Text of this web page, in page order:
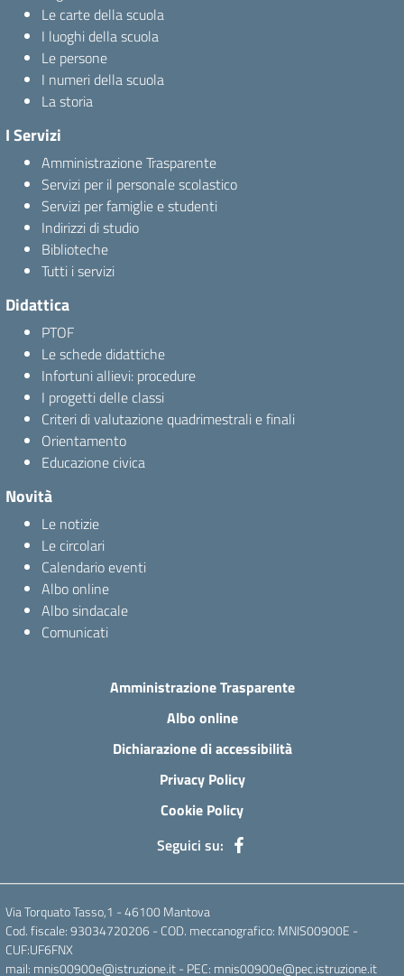
Le carte della scuola
I luoghi della scuola
Le persone
I numeri della scuola
La storia
I Servizi
Amministrazione Trasparente
Servizi per il personale scolastico
Servizi per famiglie e studenti
Indirizzi di studio
Biblioteche
Tutti i servizi
Didattica
PTOF
Le schede didattiche
Infortuni allievi: procedure
I progetti delle classi
Criteri di valutazione quadrimestrali e finali
Orientamento
Educazione civica
Novità
Le notizie
Le circolari
Calendario eventi
Albo online
Albo sindacale
Comunicati
Amministrazione Trasparente
Albo online
Dichiarazione di accessibilità
Privacy Policy
Cookie Policy
Seguici su:
Via Torquato Tasso,1 - 46100 Mantova
Cod. fiscale: 93034720206 - COD. meccanografico: MNIS00900E -
CUF:UF6FNX
mail: mnis00900e@istruzione.it - PEC: mnis00900e@pec.istruzione.it